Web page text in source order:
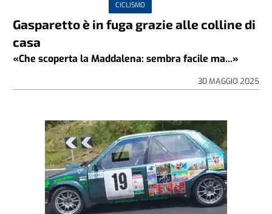
CICLISMO
Gasparetto è in fuga grazie alle colline di
casa
«Che scoperta la Maddalena: sembra facile ma...»
30 MAGGIO 2025